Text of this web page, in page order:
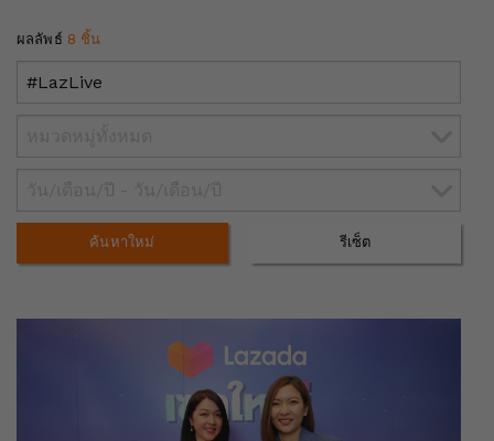
ผลลัพธ์ 8 ชิ้น
ค้นหาใหม่ รีเซ็ต